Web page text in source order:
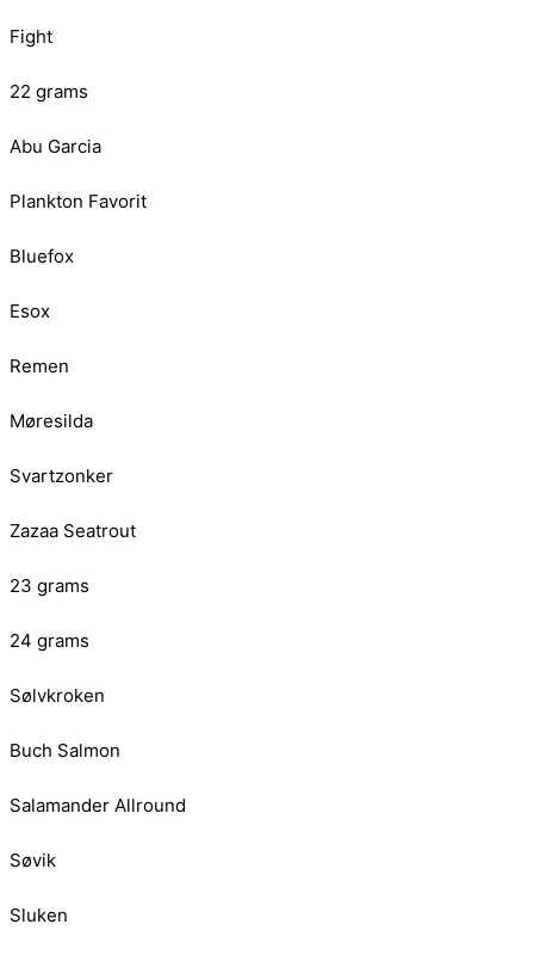
Fight
22 grams
Abu Garcia
Plankton Favorit
Bluefox
Esox
Remen
Møresilda
Svartzonker
Zazaa Seatrout
23 grams
24 grams
Sølvkroken
Buch Salmon
Salamander Allround
Søvik
Sluken